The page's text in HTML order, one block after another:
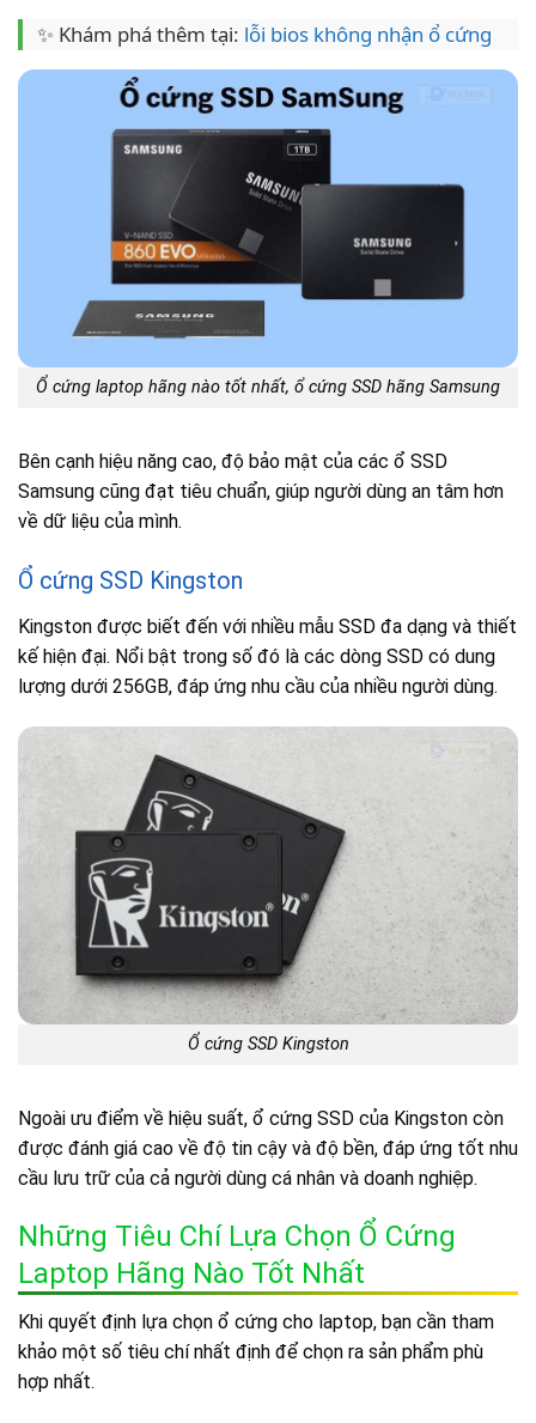
✨ Khám phá thêm tại: lỗi bios không nhận ổ cứng
Ổ cứng laptop hãng nào tốt nhất, ổ cứng SSD hãng Samsung
Bên cạnh hiệu năng cao, độ bảo mật của các ổ SSD
Samsung cũng đạt tiêu chuẩn, giúp người dùng an tâm hơn
về dữ liệu của mình.
Ổ cứng SSD Kingston
Kingston được biết đến với nhiều mẫu SSD đa dạng và thiết
kế hiện đại. Nổi bật trong số đó là các dòng SSD có dung
lượng dưới 256GB, đáp ứng nhu cầu của nhiều người dùng.
Ổ cứng SSD Kingston
Ngoài ưu điểm về hiệu suất, ổ cứng SSD của Kingston còn
được đánh giá cao về độ tin cậy và độ bền, đáp ứng tốt nhu
cầu lưu trữ của cả người dùng cá nhân và doanh nghiệp.
Những Tiêu Chí Lựa Chọn Ổ Cứng
Laptop Hãng Nào Tốt Nhất
Khi quyết định lựa chọn ổ cứng cho laptop, bạn cần tham
khảo một số tiêu chí nhất định để chọn ra sản phẩm phù
hợp nhất.